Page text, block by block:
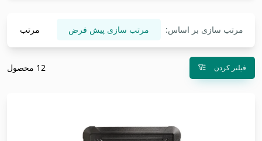
مرتب سازی بر اساس: مرتب سازی پیش فرض مرتب
فیلتر کردن 12 محصول